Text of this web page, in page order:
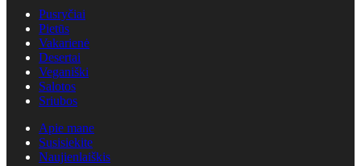
Pusryčiai
Pietūs
Vakarienė
Desertai
Veganiški
Salotos
Sriubos
Apie mane
Susisiekite
Naujienlaiškis